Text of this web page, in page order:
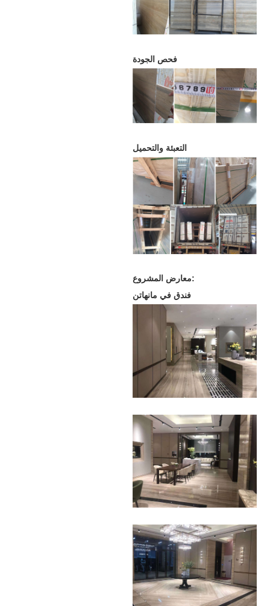
فحص الجودة
التعبئة والتحميل
معارض المشروع:
فندق في مانهاتن